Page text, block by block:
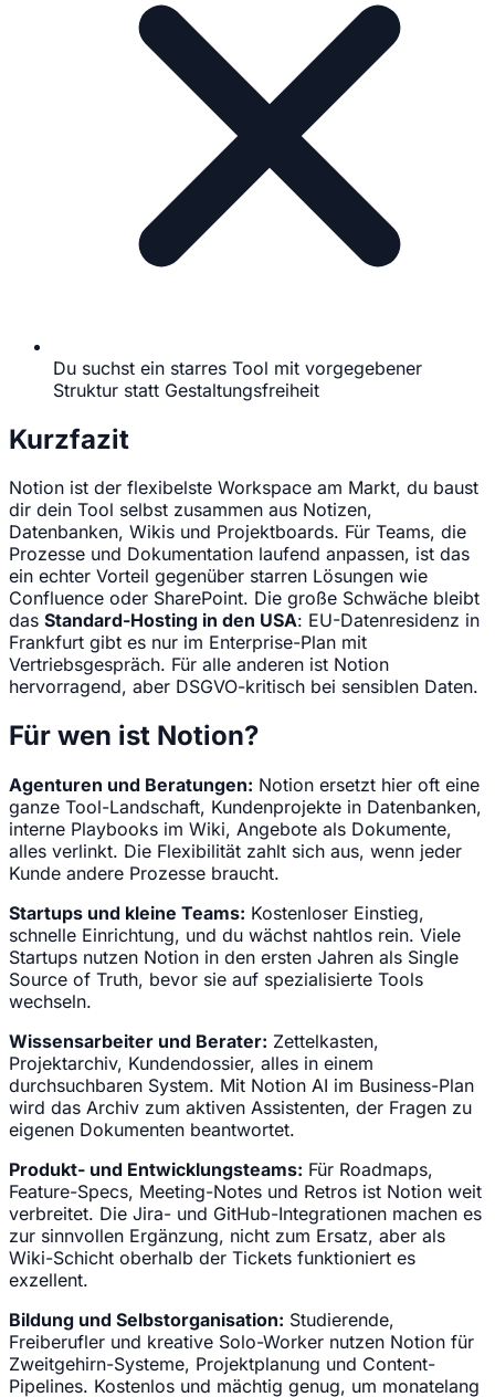
Du suchst ein starres Tool mit vorgegebener
Struktur statt Gestaltungsfreiheit
Kurzfazit
Notion ist der flexibelste Workspace am Markt, du baust
dir dein Tool selbst zusammen aus Notizen,
Datenbanken, Wikis und Projektboards. Für Teams, die
Prozesse und Dokumentation laufend anpassen, ist das
ein echter Vorteil gegenüber starren Lösungen wie
Confluence oder SharePoint. Die große Schwäche bleibt
das Standard-Hosting in den USA: EU-Datenresidenz in
Frankfurt gibt es nur im Enterprise-Plan mit
Vertriebsgespräch. Für alle anderen ist Notion
hervorragend, aber DSGVO-kritisch bei sensiblen Daten.
Für wen ist Notion?
Agenturen und Beratungen: Notion ersetzt hier oft eine
ganze Tool-Landschaft, Kundenprojekte in Datenbanken,
interne Playbooks im Wiki, Angebote als Dokumente,
alles verlinkt. Die Flexibilität zahlt sich aus, wenn jeder
Kunde andere Prozesse braucht.
Startups und kleine Teams: Kostenloser Einstieg,
schnelle Einrichtung, und du wächst nahtlos rein. Viele
Startups nutzen Notion in den ersten Jahren als Single
Source of Truth, bevor sie auf spezialisierte Tools
wechseln.
Wissensarbeiter und Berater: Zettelkasten,
Projektarchiv, Kundendossier, alles in einem
durchsuchbaren System. Mit Notion AI im Business-Plan
wird das Archiv zum aktiven Assistenten, der Fragen zu
eigenen Dokumenten beantwortet.
Produkt- und Entwicklungsteams: Für Roadmaps,
Feature-Specs, Meeting-Notes und Retros ist Notion weit
verbreitet. Die Jira- und GitHub-Integrationen machen es
zur sinnvollen Ergänzung, nicht zum Ersatz, aber als
Wiki-Schicht oberhalb der Tickets funktioniert es
exzellent.
Bildung und Selbstorganisation: Studierende,
Freiberufler und kreative Solo-Worker nutzen Notion für
Zweitgehirn-Systeme, Projektplanung und Content-
Pipelines. Kostenlos und mächtig genug, um monatelang